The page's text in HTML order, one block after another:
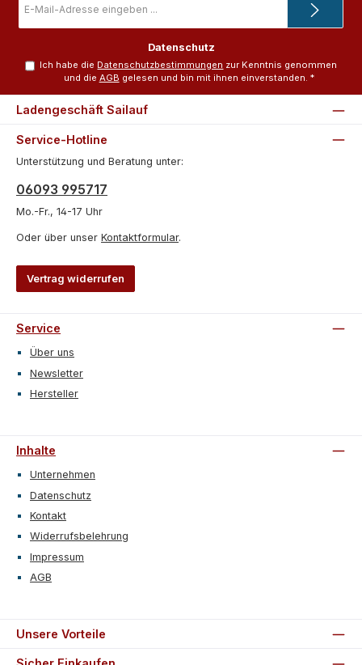
Mail-
Datenschutz
Ich habe die Datenschutzbestimmungen zur Kenntnis genommen
und die AGB gelesen und bin mit ihnen einverstanden. *
Service-Hotline
Unterstützung und Beratung unter:
06093 995717
Mo.-Fr., 14-17 Uhr
Oder über unser Kontaktformular.
Vertrag widerrufen
Ladengeschäft Sailauf
Service
Über uns
Newsletter
Hersteller
Inhalte
Unternehmen
Datenschutz
Kontakt
Widerrufsbelehrung
Impressum
AGB
Unsere Vorteile